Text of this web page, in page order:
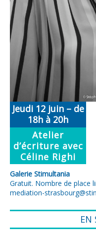
Jeudi 12 juin – de
18h à 20h
Atelier
d’écriture avec
Céline Righi
Galerie Stimultania
Gratuit. Nombre de place
mediation-
EN